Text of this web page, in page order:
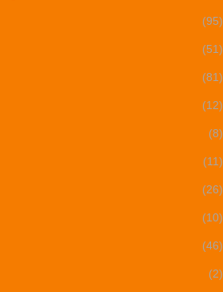
(95)
(51)
(81)
(12)
(8)
(11)
(26)
(10)
(46)
(2)